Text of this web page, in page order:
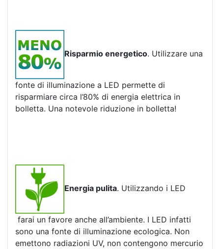
Risparmio energetico. Utilizzare una
fonte di illuminazione a LED permette di
risparmiare circa l’80% di energia elettrica in
bolletta. Una notevole riduzione in bolletta!
Energia pulita. Utilizzando i LED
farai un favore anche all’ambiente. I LED infatti
sono una fonte di illuminazione ecologica. Non
emettono radiazioni UV, non contengono mercurio